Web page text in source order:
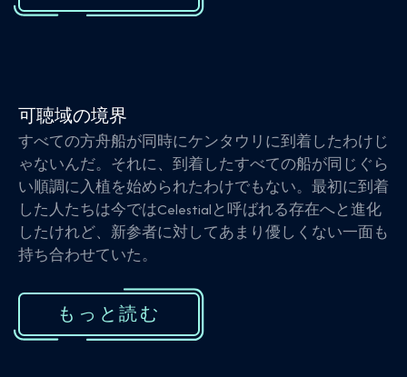
可聴域の境界
すべての方舟船が同時にケンタウリに到着したわけじ
ゃないんだ。それに、到着したすべての船が同じぐら
い順調に入植を始められたわけでもない。最初に到着
した人たちは今ではCelestialと呼ばれる存在へと進化
したけれど、新参者に対してあまり優しくない一面も
持ち合わせていた。
もっと読む